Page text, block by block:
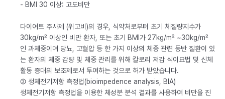
- BMI 30 이상: 고도비만
다이어트 주사제 (위고비)의 경우, 식약처로부터 초기 체질량지수가
30kg/m² 이상인 비만 환자, 또는 초기 BMI가 27kg/m² ~30kg/m²
인 과체중이며 당뇨, 고혈압 등 한 가지 이상의 체중 관련 동반 질환이 있
는 환자의 체중 감량 및 체중 관리를 위해 칼로리 저감 식이요법 및 신체
활동 증대의 보조제로서 투여하는 것으로 허가 받았습니다.
② 생체전기저항 측정법(bioimpedence analysis, BIA)
생체전기저항 측정법을 이용한 체성분 분석 결과를 사용하여 비만을 진